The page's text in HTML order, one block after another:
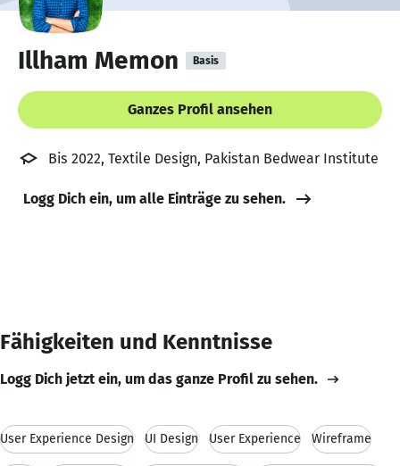
Illham Memon Basis
Ganzes Profil ansehen
Bis 2022, Textile Design, Pakistan Bedwear Institute
Logg Dich ein, um alle Einträge zu sehen.
Fähigkeiten und Kenntnisse
Logg Dich jetzt ein, um das ganze Profil zu sehen.
User Experience Design UI Design User Experience Wireframe